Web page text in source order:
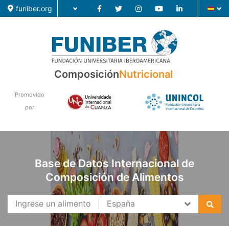
funiber.org
Investigación
ComposiciónNutricional
Promovido
por
Base de Datos Internacional de
Composición de Alimentos